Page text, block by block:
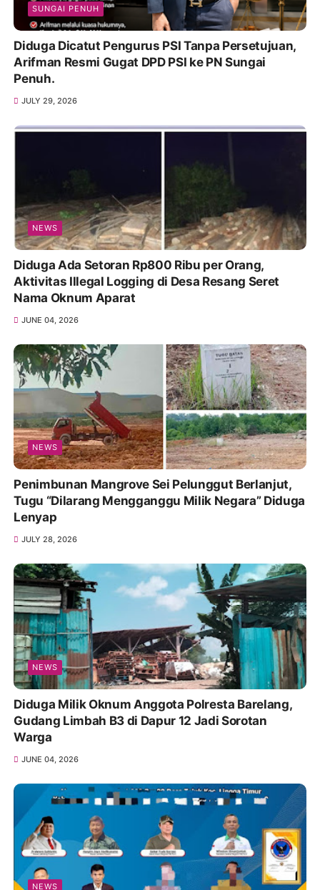
SUNGAI PENUH
Diduga Dicatut Pengurus PSI Tanpa Persetujuan,
Arifman Resmi Gugat DPD PSI ke PN Sungai
Penuh.
JULY 29, 2026
NEWS
Diduga Ada Setoran Rp800 Ribu per Orang,
Aktivitas Illegal Logging di Desa Resang Seret
Nama Oknum Aparat
JUNE 04, 2026
NEWS
Penimbunan Mangrove Sei Pelunggut Berlanjut,
Tugu “Dilarang Mengganggu Milik Negara” Diduga
Lenyap
JULY 28, 2026
NEWS
Diduga Milik Oknum Anggota Polresta Barelang,
Gudang Limbah B3 di Dapur 12 Jadi Sorotan
Warga
JUNE 04, 2026
NEWS